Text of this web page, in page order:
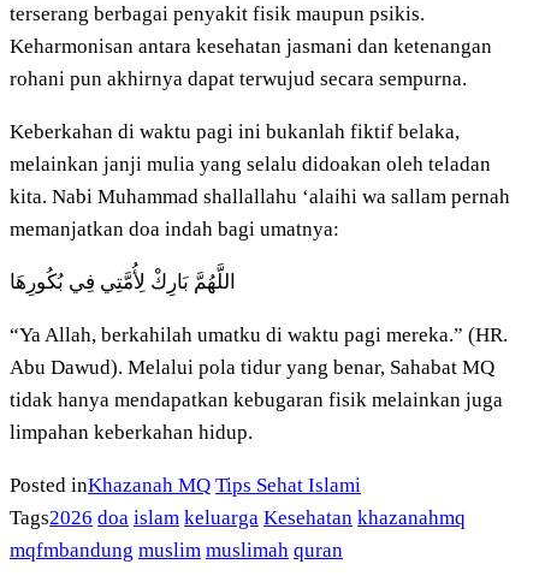
terserang berbagai penyakit fisik maupun psikis.
Keharmonisan antara kesehatan jasmani dan ketenangan
rohani pun akhirnya dapat terwujud secara sempurna.
Keberkahan di waktu pagi ini bukanlah fiktif belaka,
melainkan janji mulia yang selalu didoakan oleh teladan
kita. Nabi Muhammad shallallahu ‘alaihi wa sallam pernah
memanjatkan doa indah bagi umatnya:
اللَّهُمَّ بَارِكْ لِأُمَّتِي فِي بُكُورِهَا
“Ya Allah, berkahilah umatku di waktu pagi mereka.” (HR.
Abu Dawud). Melalui pola tidur yang benar, Sahabat MQ
tidak hanya mendapatkan kebugaran fisik melainkan juga
limpahan keberkahan hidup.
Posted inKhazanah MQ Tips Sehat Islami
Tags2026 doa islam keluarga Kesehatan khazanahmq
mqfmbandung muslim muslimah quran